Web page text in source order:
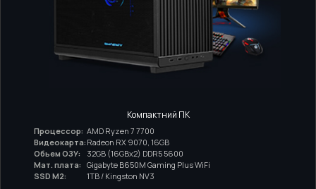
Компактний ПК
Процессор: AMD Ryzen 7 7700
Видеокарта: Radeon RX 9070, 16GB
Обьем ОЗУ:
32GB (16GBx2) DDR5 5600
Мат. плата:
Gigabyte B650M Gaming Plus WiFi
SSD M2:
1TB / Kingston NV3